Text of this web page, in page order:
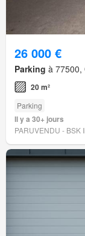
26 000 €
Parking à 77500,
20 m²
Parking
Il y a 30+ jours
PARUVENDU - BSK